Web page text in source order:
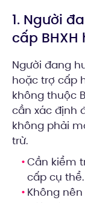
1. Người
cấp
Người đang
hoặc trợ cấp
không thuộc
cần xác định
không phải
trừ.
Cần kiểm
cấp cụ thể.
Không